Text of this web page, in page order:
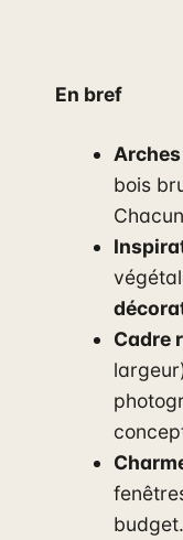
En bref
bois
Cadre
budget.